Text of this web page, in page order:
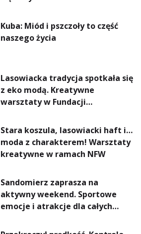
Kuba: Miód i pszczoły to część
naszego życia
Lasowiacka tradycja spotkała się
z eko modą. Kreatywne
warsztaty w Fundacji
Stara koszula, lasowiacki haft i…
moda z charakterem! Warsztaty
kreatywne w ramach NFW
Sandomierz zaprasza na
aktywny weekend. Sportowe
emocje i atrakcje dla całych